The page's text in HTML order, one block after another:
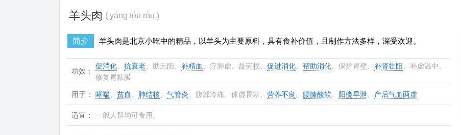
羊头肉 ( yáng tóu ròu )
简介 羊头肉是北京小吃中的精品，以羊头为主要原料，具有食补价值，且制作方法多样，深受欢迎。
功效：
促消化 抗衰老 、助元阳、 补精血 、疗肺虚、益劳损、 促进消化 帮助消化 、保护胃壁、 补肾壮阳 、补虚温中、
修复胃粘膜
用于： 哮喘 贫血 肺结核 气管炎 、腹部冷痛、体虚畏寒、 营养不良 腰膝酸软 阳痿早泄 产后气血两虚
适宜： 一般人群均可食用。